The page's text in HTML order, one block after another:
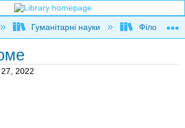
global hierarchy
Гуманітарні науки Філософія
2022